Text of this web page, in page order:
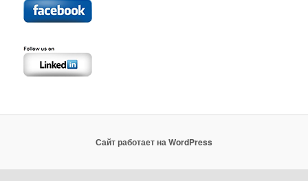
Сайт работает на WordPress